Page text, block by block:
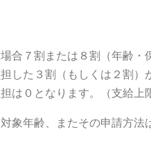
合７割または８割（年齢
した３割（もしくは２割
は０となります。（支給上
象年齢、またその申請方